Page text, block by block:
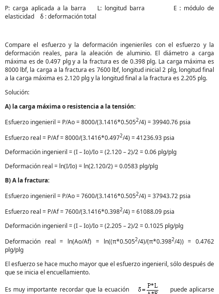
P: carga aplicada a la barra L: longitud barra E : módulo de
elasticidad δ : deformación total
Compare el esfuerzo y la deformación ingenieriles con el esfuerzo y la
deformación reales, para la aleación de aluminio. El diámetro a carga
máxima es de 0.497 plg y a la fractura es de 0.398 plg. La carga máxima es
8000 lbf, la carga a la fractura es 7600 lbf, longitud inicial 2 plg, longitud final
a la carga máxima es 2.120 plg y la longitud final a la fractura es 2.205 plg.
Solución:
A) la carga máxima o resistencia a la tensión:
Esfuerzo ingenieril = P/Ao = 8000/(3.1416*0.5052/4) = 39940.76 psia
Esfuerzo real = P/Af = 8000/(3.1416*0.4972/4) = 41236.93 psia
Deformación ingenieril = (I – Io)/Io = (2.120 – 2)/2 = 0.06 plg/plg
Deformación real = ln(I/Io) = ln(2.120/2) = 0.0583 plg/plg
B) A la fractura:
Esfuerzo ingenieril = P/Ao = 7600/(3.1416*0.5052/4) = 37943.72 psia
Esfuerzo real = P/Af = 7600/(3.1416*0.3982/4) = 61088.09 psia
Deformación ingenieril = (I – Io)/Io = (2.205 – 2)/2 = 0.1025 plg/plg
Deformación real = ln(Ao/Af) = ln((π*0.5052/4)/(π*0.3982/4)) = 0.4762
plg/plg
El esfuerzo se hace mucho mayor que el esfuerzo ingenieril, sólo después de
que se inicia el encuellamiento.
Es muy importante recordar que la ecuación
puede aplicarse